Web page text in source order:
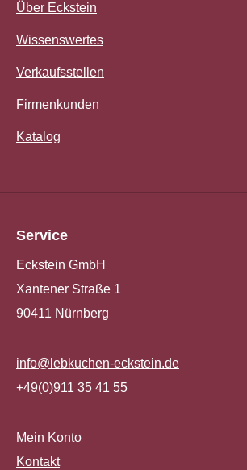
Über Eckstein
Wissenswertes
Verkaufsstellen
Firmenkunden
Katalog
Service
Eckstein GmbH
Xantener Straße 1
90411 Nürnberg
info@lebkuchen-eckstein.de
+49(0)911 35 41 55
Mein Konto
Kontakt